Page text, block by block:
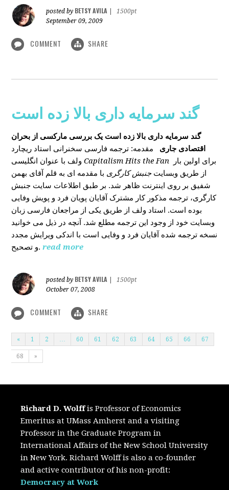
posted by BETSY AVILA
1500pt
September 09, 2009
COMMENT SHARE
گند سرمایه داری بالا زده است
گند سرمایه داری بالا زده است یک بررسی مارکسی از بحران
اقتصادی جاری
مقدمه: ترجمه فارسی سخنرانی استاد ریچارد
ولف با عنوان انگلیسیCapitalism Hits the Fan
از طریق وبسایتجنبش کارگری با مقدمه ای به قلم آقای بهمن
شفیق بر روی اینترنت ظاهر شد. بر طبق اطلاعات سایت جنبش
کارگری، ترجمه مذکور کار مشترک آقایان پویان فرد و پویش وفایی
بوده است. استاد ولف از طریق یکی از مراجعان فارسی زبان
وبسایت خود از وجود این ترجمه مطلع شد. آنچه در ذیل می خوانید
نسخه ترجمه شده آقایان فرد و وفایی است با اندکی ویرایش مجدد
و تصحیح. read more
posted by BETSY AVILA
1500pt
October 07, 2008
COMMENT SHARE
« 1 2 60 61 62 63 64 65 66 67
68 »
Richard D. Wolffis Professor of Economics
Emeritus at UMass Amherst and a visiting
Professor in the Graduate Program in
International Affairs of the New School University
in New York. Richard Wolff is also a co-founder
and active contributor of his non-profit:
Democracy at Work